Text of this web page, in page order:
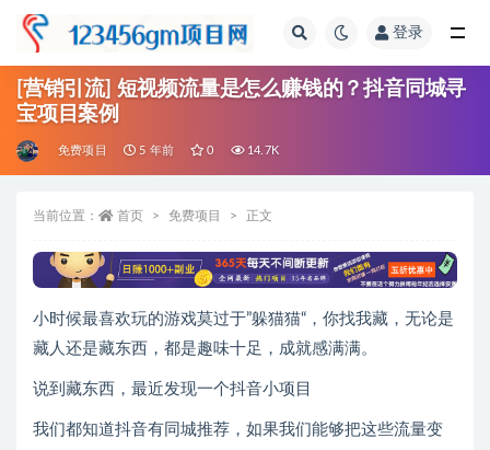
登录
[营销引流] 短视频流量是怎么赚钱的？抖音同城寻
宝项目案例
免费项目 5 年前 0 14.7K
当前位置： 首页 免费项目 正文
小时候最喜欢玩的游戏莫过于”躲猫猫“，你找我藏，无论是
藏人还是藏东西，都是趣味十足，成就感满满。
说到藏东西，最近发现一个抖音小项目
我们都知道抖音有同城推荐，如果我们能够把这些流量变